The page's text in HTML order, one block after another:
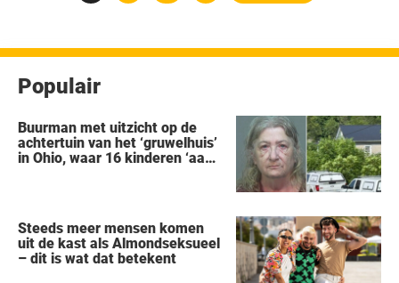
Populair
Buurman met uitzicht op de
achtertuin van het ‘gruwelhuis’
in Ohio, waar 16 kinderen ‘aan
Steeds meer mensen komen
uit de kast als Almondseksueel
– dit is wat dat betekent